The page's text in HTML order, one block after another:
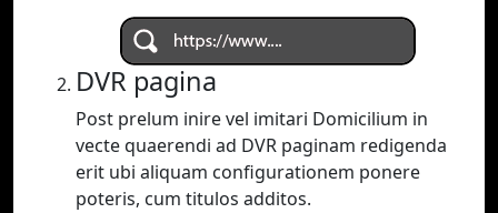
DVR pagina
Post prelum inire vel imitari Domicilium in
vecte quaerendi ad DVR paginam redigenda
erit ubi aliquam configurationem ponere
poteris, cum titulos additos.